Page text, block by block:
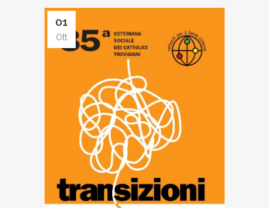
01
Ott